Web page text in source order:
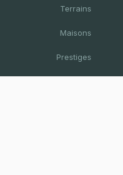
Terrains
Maisons
Prestiges